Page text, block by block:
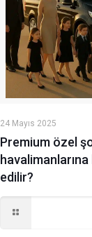
24 Mayıs 2025
Premium özel
edilir?